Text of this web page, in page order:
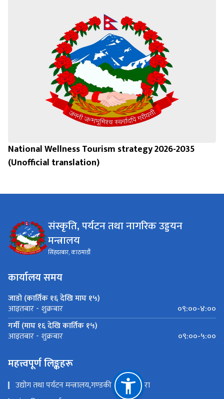
National Wellness Tourism strategy 2026-2035
(Unofficial translation)
संस्कृति, पर्यटन तथा नागरिक उड्डयन
मन्त्रालय
सिंहदरबार, काठमाडौं
कार्यालय समय
जाडो (कार्तिक १६ देखि माघ १५)
आइतबार - शुक्रबार
०९:००-४:००
गर्मी (माघ १६ देखि कार्तिक १५)
आइतबार - शुक्रबार ०९:००-५:००
महत्त्वपूर्ण लिङ्कहरू
उद्योग तथा पर्यटन मन्त्रालय,गण्डकी प्रदेश ,पोखरा